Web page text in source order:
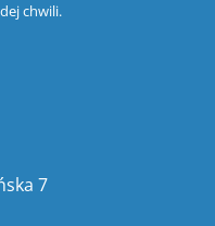
chwili.
7